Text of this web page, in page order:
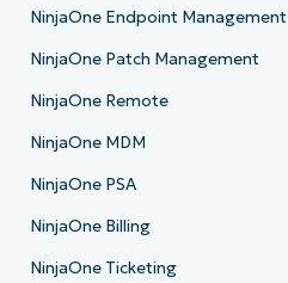
NinjaOne Endpoint Management
NinjaOne Patch Management
NinjaOne Remote
NinjaOne MDM
NinjaOne PSA
NinjaOne Billing
NinjaOne Ticketing